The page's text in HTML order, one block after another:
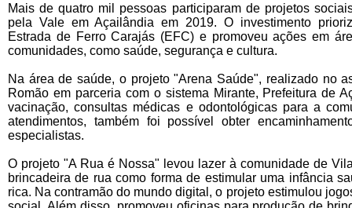
Mais de quatro mil pessoas participaram de projetos
pela Vale em Açailândia em 2019. O investimento
Estrada de Ferro Carajás (EFC) e promoveu ações em
comunidades, como saúde, segurança e cultura.
Na área de saúde, o projeto "Arena Saúde", realizado no
Romão em parceria com o sistema Mirante, Prefeitura de
vacinação, consultas médicas e odontológicas para a
atendimentos, também foi possível obter
especialistas.
O projeto "A Rua é Nossa" levou lazer à comunidade de
brincadeira de rua como forma de estimular uma infância
rica. Na contramão do mundo digital, o projeto estimulou